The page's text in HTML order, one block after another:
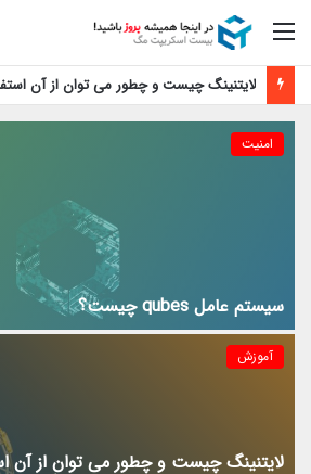
منو
لایتنینگ چیست و چطور می توان از آن
امنیت
سیستم عامل qubes چیست؟
آموزش
لایتنینگ چیست و چطور می توان از آن